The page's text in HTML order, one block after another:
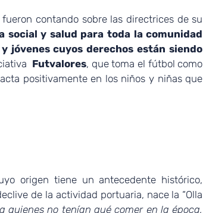
contando sobre las directrices de su
y salud para toda la comunidad
jóvenes cuyos derechos están siendo
Futvalores, que toma el fútbol como
positivamente en los niños y niñas que
origen tiene un antecedente histórico,
de la actividad portuaria, nace la “Olla
quienes no tenían qué comer en la época,